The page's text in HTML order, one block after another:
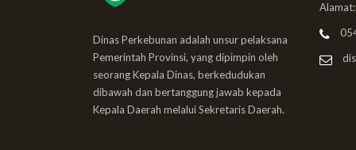
Dinas Perkebunan adalah unsur pelaksana
Pemerintah Provinsi, yang dipimpin oleh
seorang Kepala Dinas, berkedudukan
dibawah dan bertanggung jawab kepada
Kepala Daerah melalui Sekretaris Daerah.